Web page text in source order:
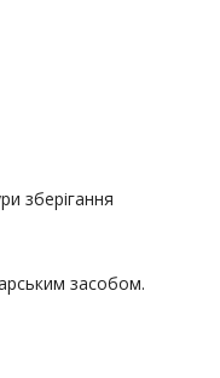
зберігання
засобом.